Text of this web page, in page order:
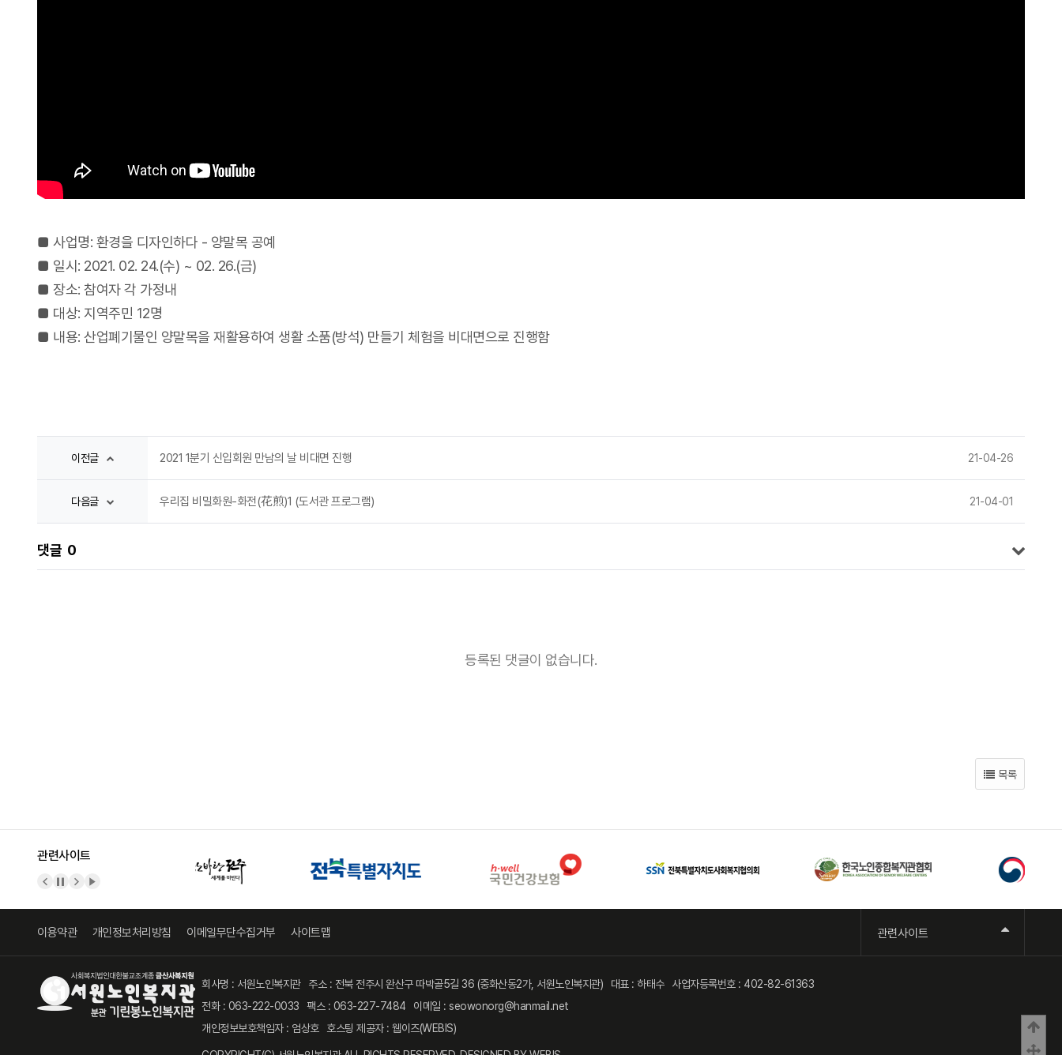
■ 사업명: 환경을 디자인하다 - 양말목 공예
■ 일시: 2021. 02. 24.(수) ~ 02. 26.(금)
■ 장소: 참여자 각 가정내
■ 대상: 지역주민 12명
■ 내용: 산업폐기물인 양말목을 재활용하여 생활 소품(방석) 만들기 체험을 비대면으로 진행함
이전글 2021 1분기 신입회원 만남의 날 비대면 진행 21-04-26
다음글 우리집 비밀화원-화전(花煎)1 (도서관 프로그램) 21-04-01
댓글 0
등록된 댓글이 없습니다.
목록
관련사이트
이전 배너
배너 정지
다음 배너
배너 재생
이용약관 개인정보처리방침 이메일무단수집거부 사이트맵 관련사이트
회사명 : 서원노인복지관 주소 : 전북 전주시 완산구 따박골5길 36 (중화산동2가, 서원노인복지관) 대표 : 하태수
사업자등록번호 : 402-82-61363
전화 : 063-222-0033
팩스 : 063-227-7484
이메일 : seowonorg@hanmail.net
개인정보보호책임자 : 엄상호
호스팅 제공자 :웹이즈(WEBIS)
상
중